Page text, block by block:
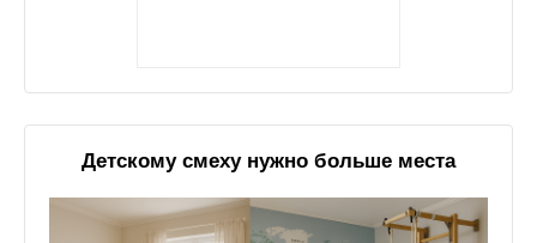
Детскому смеху нужно больше места